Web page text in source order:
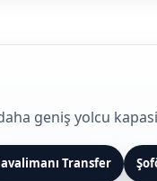
geniş yolcu
Transfer